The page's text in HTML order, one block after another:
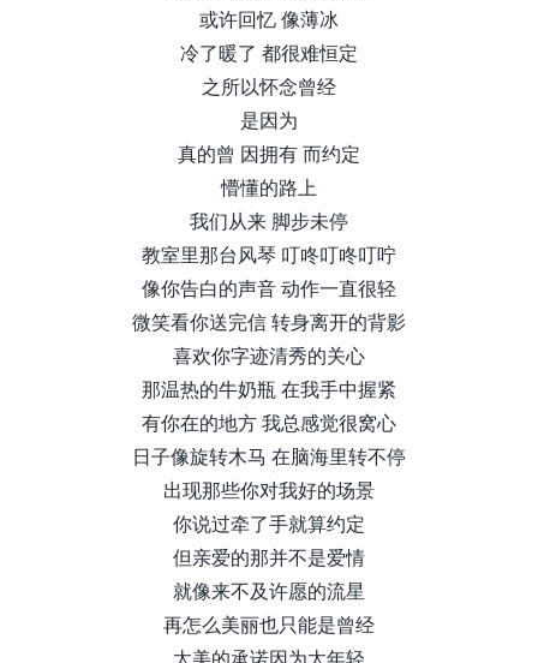
或许回忆 像薄冰
冷了暖了 都很难恒定
之所以怀念曾经
是因为
真的曾 因拥有 而约定
懵懂的路上
我们从来 脚步未停
教室里那台风琴 叮咚叮咚叮咛
像你告白的声音 动作一直很轻
微笑看你送完信 转身离开的背影
喜欢你字迹清秀的关心
那温热的牛奶瓶 在我手中握紧
有你在的地方 我总感觉很窝心
日子像旋转木马 在脑海里转不停
出现那些你对我好的场景
你说过牵了手就算约定
但亲爱的那并不是爱情
就像来不及许愿的流星
再怎么美丽也只能是曾经